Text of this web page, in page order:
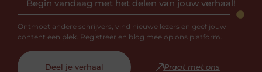
Begin vandaag met het delen van jouw verhaal!
Ontmoet andere schrijvers, vind nieuwe lezers en geef jouw
content een plek. Registreer en blog mee op ons platform.
Deel je verhaal Praat met ons